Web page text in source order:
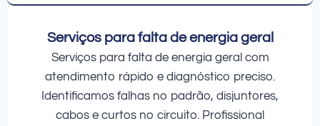
Serviços para falta de energia geral
Serviços para falta de energia geral com
atendimento rápido e diagnóstico preciso.
Identificamos falhas no padrão, disjuntores,
cabos e curtos no circuito. Profissional